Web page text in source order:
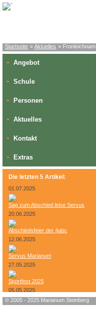
Startseite » Aktuelles » Fronleichnam
» Angebot
» Schule
» Personen
» Aktuelles
» Kontakt
» Extras
Die letzten 5 Artikel:
01.07.2025
Sag zum Abschied leise Servus
20.06.2025
Abschiedsfeier der 4abc
12.06.2025
Servus Marianum
27.05.2025
Sportfest 2025
05.05.2025
Bundesheer-Tag
© 2005 - 2025 Marianum Steinberg